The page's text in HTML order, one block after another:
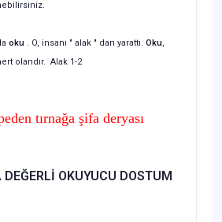
oku . O, insanı " alak " dan yarattı. Oku,
olandır. Alak 1-2
tırnağa şifa deryası
DEĞERLİ OKUYUCU DOSTUM